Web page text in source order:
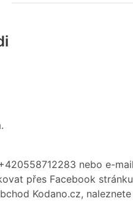
nebo e-
přes Facebook
Kodano.cz,